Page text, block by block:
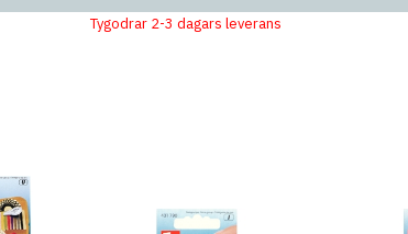
Tygodrar 2-3 dagars leverans